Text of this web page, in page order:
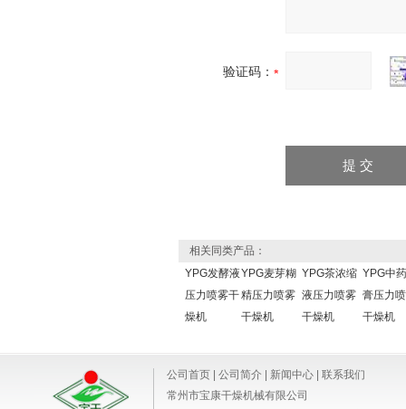
验证码：
相关同类产品：
YPG发酵液
压力喷雾干
燥机
YPG麦芽糊
精压力喷雾
干燥机
YPG茶浓缩
液压力喷雾
干燥机
YPG中
膏压力
干燥机
公司首页 公司简介 新闻中心
联系我们
常州市宝康干燥机械有限公司